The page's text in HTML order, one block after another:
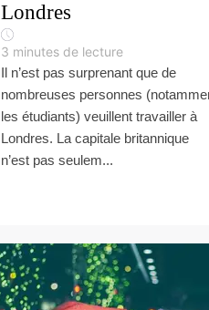
Londres
3 minutes de lecture
Il n’est pas surprenant que de
nombreuses personnes
les étudiants) veuillent travailler à
Londres. La capitale britannique
n’est pas seulem...